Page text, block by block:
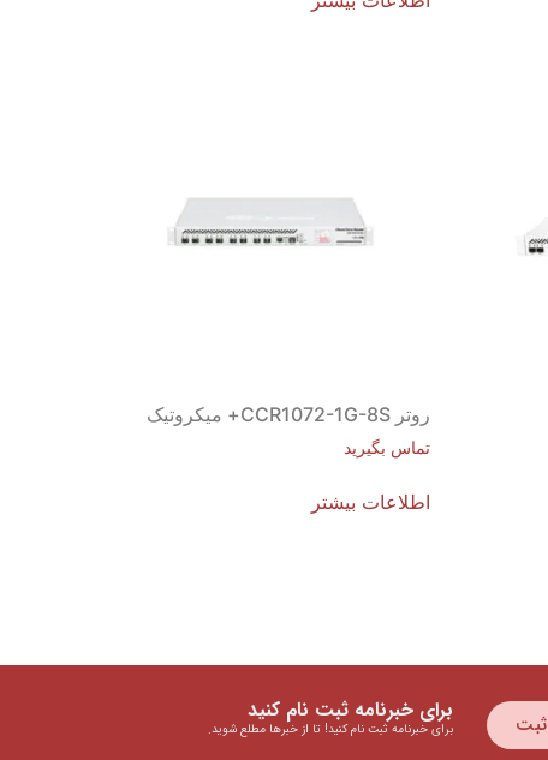
روتر CCR1072-1G-8S+ میکروتیک
تماس بگیرید
اطلاعات بیشتر
ثبت برای خبرنامه ثبت نام کنید
برای خبرنامه ثبت نام کنید! تا از خبرها مطلع شوید.